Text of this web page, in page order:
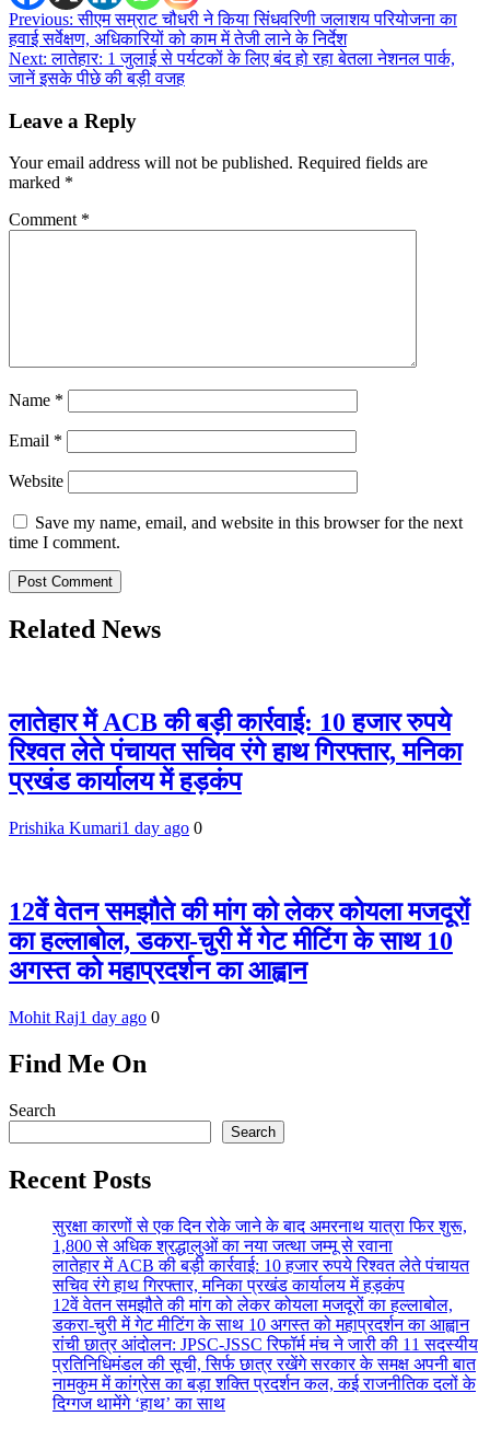
Post
navigation
Previous: सीएम सम्राट चौधरी ने किया सिंधवरिणी जलाशय परियोजना का
हवाई सर्वेक्षण, अधिकारियों को काम में तेजी लाने के निर्देश
Next: लातेहार: 1 जुलाई से पर्यटकों के लिए बंद हो रहा बेतला नेशनल पार्क,
जानें इसके पीछे की बड़ी वजह
Leave a Reply
Your email address will not be published. Required fields are
marked *
Comment *
Name *
Email *
Website
Save my name, email, and website in this browser for the next
time I comment.
Related News
लातेहार में ACB की बड़ी कार्रवाई: 10 हजार रुपये
रिश्वत लेते पंचायत सचिव रंगे हाथ गिरफ्तार, मनिका
प्रखंड कार्यालय में हड़कंप
Prishika Kumari1 day ago 0
12वें वेतन समझौते की मांग को लेकर कोयला मजदूरों
का हल्लाबोल, डकरा-चुरी में गेट मीटिंग के साथ 10
अगस्त को महाप्रदर्शन का आह्वान
Mohit Raj1 day ago 0
Find Me On
Search
Search
Recent Posts
सुरक्षा कारणों से एक दिन रोके जाने के बाद अमरनाथ यात्रा फिर शुरू,
1,800 से अधिक श्रद्धालुओं का नया जत्था जम्मू से रवाना
लातेहार में ACB की बड़ी कार्रवाई: 10 हजार रुपये रिश्वत लेते पंचायत
सचिव रंगे हाथ गिरफ्तार, मनिका प्रखंड कार्यालय में हड़कंप
12वें वेतन समझौते की मांग को लेकर कोयला मजदूरों का हल्लाबोल,
डकरा-चुरी में गेट मीटिंग के साथ 10 अगस्त को महाप्रदर्शन का आह्वान
रांची छात्र आंदोलन: JPSC-JSSC रिफॉर्म मंच ने जारी की 11 सदस्यीय
प्रतिनिधिमंडल की सूची, सिर्फ छात्र रखेंगे सरकार के समक्ष अपनी बात
नामकुम में कांग्रेस का बड़ा शक्ति प्रदर्शन कल, कई राजनीतिक दलों के
दिग्गज थामेंगे ‘हाथ’ का साथ